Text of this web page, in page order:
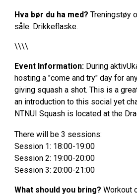
Hva bør du ha med?Treningstøy
såle. Drikkeflaske.
\\\\
Event Information: During
hosting a "come and try" day for
giving squash a shot. This is a
an introduction to this social yet
NTNUI Squash is located at the
There will be 3 sessions:
Session 1: 18:00-19:00
Session 2: 19:00-20:00
Session 3: 20:00-21:00
What should you bring? Workout